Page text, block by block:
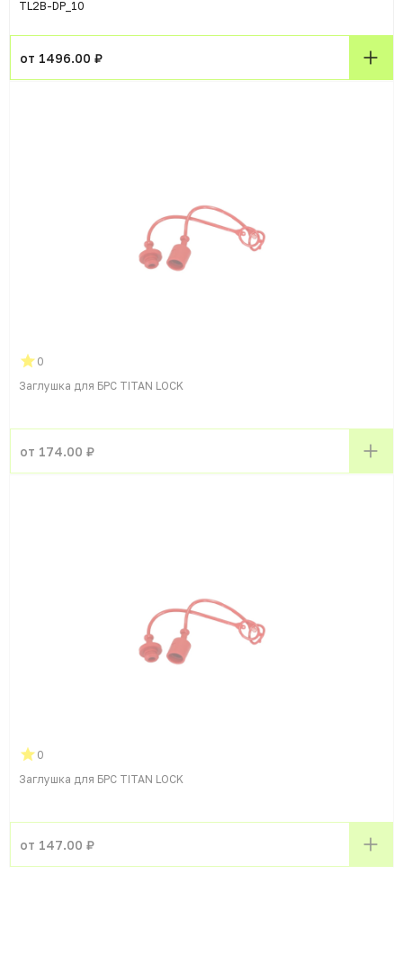
TL2B-DP_10
от 1496.00 ₽
0
Заглушка для БРС TITAN LOCK
от 174.00 ₽
0
Заглушка для БРС TITAN LOCK
от 147.00 ₽